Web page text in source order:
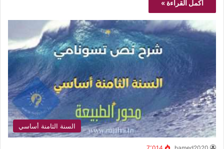
أكمل القراءة »
السنة الثامنة أساسي